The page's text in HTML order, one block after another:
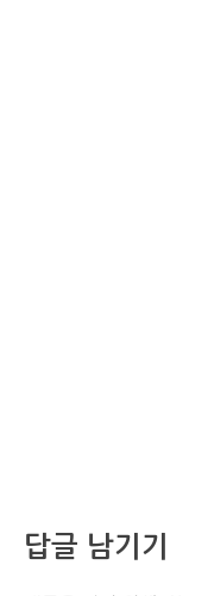
답글 남기기